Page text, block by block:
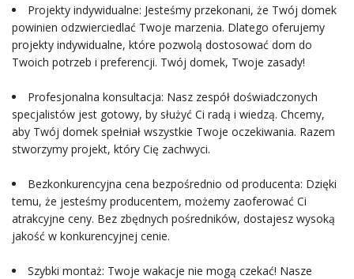
Projekty indywidualne: Jesteśmy przekonani, że Twój domek
powinien odzwierciedlać Twoje marzenia. Dlatego oferujemy
projekty indywidualne, które pozwolą dostosować dom do
Twoich potrzeb i preferencji. Twój domek, Twoje zasady!
Profesjonalna konsultacja: Nasz zespół doświadczonych
specjalistów jest gotowy, by służyć Ci radą i wiedzą. Chcemy,
aby Twój domek spełniał wszystkie Twoje oczekiwania. Razem
stworzymy projekt, który Cię zachwyci.
Bezkonkurencyjna cena bezpośrednio od producenta: Dzięki
temu, że jesteśmy producentem, możemy zaoferować Ci
atrakcyjne ceny. Bez zbędnych pośredników, dostajesz wysoką
jakość w konkurencyjnej cenie.
Szybki montaż: Twoje wakacje nie mogą czekać! Nasze